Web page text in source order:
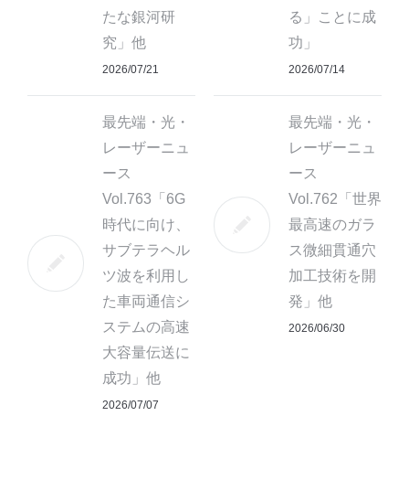
たな銀河研
究」他
2026/07/21
る」ことに成
功」
2026/07/14
最先端・光・
レーザーニュ
ース
Vol.763「6G
時代に向け、
サブテラヘル
ツ波を利用し
た車両通信シ
ステムの高速
大容量伝送に
成功」他
2026/07/07
最先端・光・
レーザーニュ
ース
Vol.762「世界
最高速のガラ
ス微細貫通穴
加工技術を開
発」他
2026/06/30